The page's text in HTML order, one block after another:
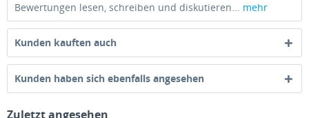
Bewertungen lesen, schreiben und diskutieren... mehr
Kunden kauften auch
Kunden haben sich ebenfalls angesehen
Zuletzt angesehen